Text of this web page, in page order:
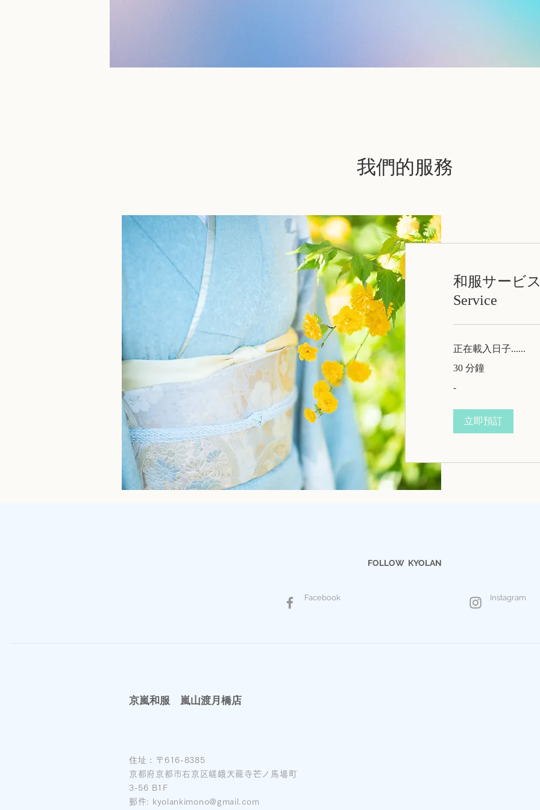
我們的服務
和服サービ
Service
正在載入日子......
30 分鐘
-
立即預訂
FOLLOW KYOLAN
Facebook Instagram
京嵐和服 嵐山渡月橋店
住址：
〒616-8385
京都府京都市右京区嵯峨天龍寺芒ノ馬場町
3-56 B1F
郵件:
kyolankimono@gmail.com